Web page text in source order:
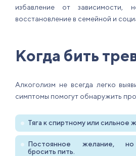
избавление от зависимости,
восстановление в семейной и
Когда бить
Алкоголизм не всегда легко
симптомы помогут обнаружить
Тяга к спиртному или сильное
Постоянное желание, но
бросить пить.